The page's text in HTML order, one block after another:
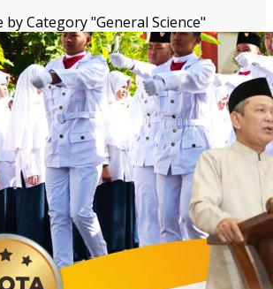
by Category "General Science"